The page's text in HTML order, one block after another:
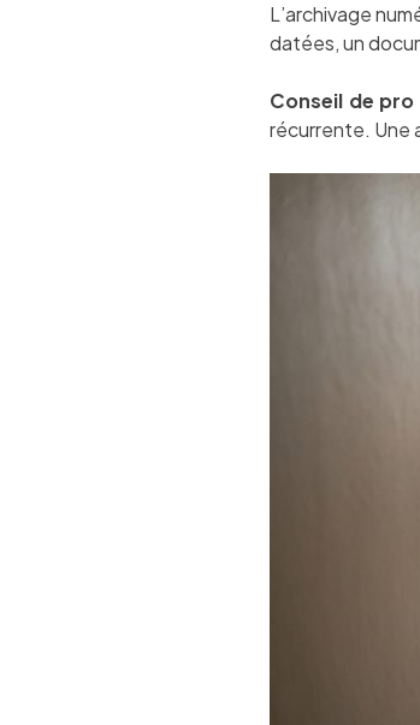
L’archivage
datées, un
Conseil de pro
récurrente. Une